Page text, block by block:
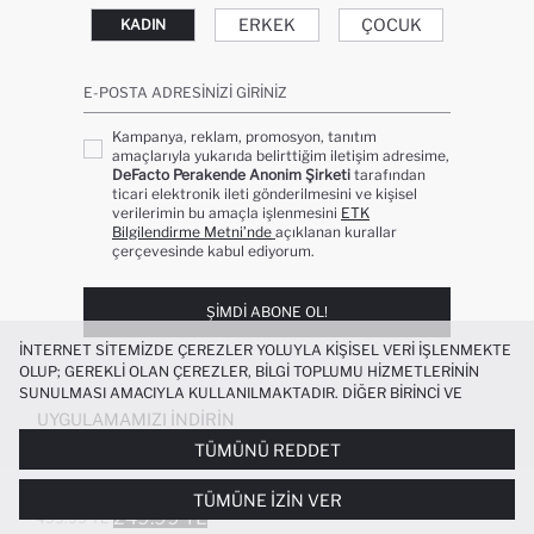
%100 PAMUK BOXY FIT BASKILI TIŞÖRT
499.99 TL 249.99 TL
KADIN ERKEK ÇOCUK
E-POSTA ADRESINIZI GIRINIZ
Kampanya, reklam, promosyon, tanıtım
amaçlarıyla yukarıda belirttiğim iletişim adresime,
DeFacto Perakende Anonim Şirketi tarafından
ticari elektronik ileti gönderilmesini ve kişisel
verilerimin bu amaçla işlenmesini ETK
Bilgilendirme Metni’nde açıklanan kurallar
çerçevesinde kabul ediyorum.
ŞIMDI ABONE OL!
UYGULAMAMIZI İNDIRIN
İNTERNET SITEMIZDE ÇEREZLER YOLUYLA KIŞISEL VERI IŞLENMEKTE
OLUP; GEREKLI OLAN ÇEREZLER, BILGI TOPLUMU HIZMETLERININ
SUNULMASI AMACIYLA KULLANILMAKTADIR. DIĞER BIRINCI VE
ÜÇÜNCÜ TARAF ÇEREZLER ISE SIZE DAHA IYI BIR ALIŞVERIŞ
DENEYIMI SUNULABILMESI, SITEMIZIN DAHA IŞLEVSEL KILINMASI VE
KIŞISELLEŞTIRMESI VE AÇIK RIZA VERMENIZ HALINDE, SIZLERE
YÖNELIK PAZARLAMA FAALIYETLERININ YAPILMASI AMAÇLARIYLA
SINIRLI OLARAK KULLANILACAKTIR. ÇEREZLERE DAIR TERCIHLERINIZI
ÇEREZ TERCIHLERIPANELI ARACILIĞIYLA HER ZAMAN YÖNETEBILIR,
TÜMÜNÜ REDDET
TÜMÜNE İZIN VER